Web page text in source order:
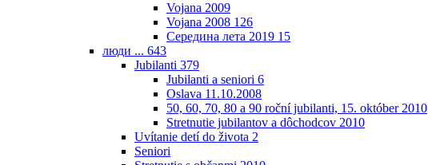
Vojana 2009
Vojana 2008 126
Середина лета 2019 15
люди ... 643
Jubilanti 379
Jubilanti a seniori 6
Oslava 11.10.2008
50, 60, 70, 80 a 90 roční jubilanti, 15. október 2010
Stretnutie jubilantov a dôchodcov 2010
Uvítanie detí do života 2
Seniori